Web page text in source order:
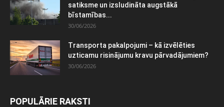
satiksme un izsludināta augstākā
bīstamības...
30/06/2026
Transporta pakalpojumi – kā izvēlēties
uzticamu risinājumu kravu pārvadājumiem?
30/06/2026
POPULĀRIE RAKSTI